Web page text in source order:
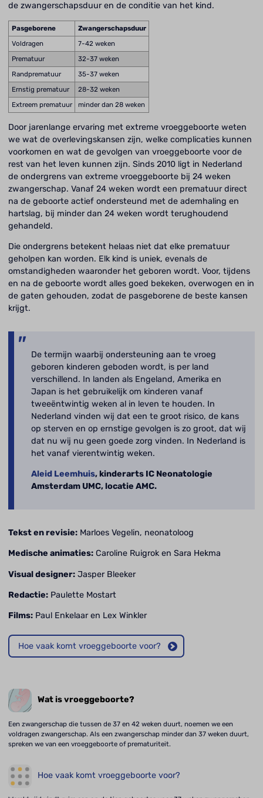
de zwangerschapsduur en de conditie van het kind.
Pasgeborene
Zwangerschapsduur
Voldragen
7-42 weken
Prematuur
32-37 weken
Randprematuur
35-37 weken
Ernstig prematuur
28-32 weken
Extreem prematuur
minder dan 28 weken
Door jarenlange ervaring met extreme vroeggeboorte weten
we wat de overlevingskansen zijn, welke complicaties kunnen
voorkomen en wat de gevolgen van vroeggeboorte voor de
rest van het leven kunnen zijn. Sinds 2010 ligt in Nederland
de ondergrens van extreme vroeggeboorte bij 24 weken
zwangerschap. Vanaf 24 weken wordt een prematuur direct
na de geboorte actief ondersteund met de ademhaling en
hartslag, bij minder dan 24 weken wordt terughoudend
gehandeld.
Die ondergrens betekent helaas niet dat elke prematuur
geholpen kan worden. Elk kind is uniek, evenals de
omstandigheden waaronder het geboren wordt. Voor, tijdens
en na de geboorte wordt alles goed bekeken, overwogen en in
de gaten gehouden, zodat de pasgeborene de beste kansen
krijgt.
De termijn waarbij ondersteuning aan te vroeg
geboren kinderen geboden wordt, is per land
verschillend. In landen als Engeland, Amerika en
Japan is het gebruikelijk om kinderen vanaf
tweeëntwintig weken al in leven te houden. In
Nederland vinden wij dat een te groot risico, de kans
op sterven en op ernstige gevolgen is zo groot, dat wij
dat nu wij nu geen goede zorg vinden. In Nederland is
het vanaf vierentwintig weken.
Aleid Leemhuis, kinderarts IC Neonatologie
Amsterdam UMC, locatie AMC.
Tekst en revisie: Marloes Vegelin, neonatoloog
Medische animaties: Caroline Ruigrok en Sara Hekma
Visual designer: Jasper Bleeker
Redactie: Paulette Mostart
Films: Paul Enkelaar en Lex Winkler
Hoe vaak komt vroeggeboorte voor?
Wat is vroeggeboorte?
Een zwangerschap die tussen de 37 en 42 weken duurt, noemen we een
voldragen zwangerschap. Als een zwangerschap minder dan 37 weken duurt,
spreken we van een vroeggeboorte of prematuriteit.
Hoe vaak komt vroeggeboorte voor?